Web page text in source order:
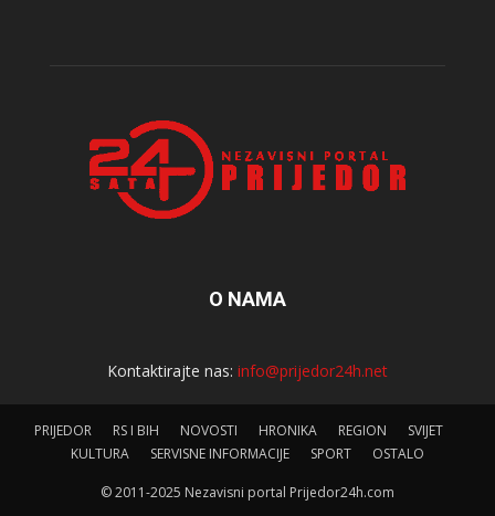
O NAMA
Kontaktirajte nas: info@prijedor24h.net
PRIJEDOR RS I BIH NOVOSTI HRONIKA REGION
SVIJET
KULTURA
SERVISNE INFORMACIJE SPORT OSTALO
© 2011-2025 Nezavisni portal Prijedor24h.com